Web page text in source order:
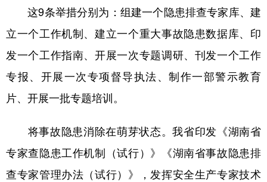
这9条举措分别为：组建一个隐患排查专家库、建
立一个工作机制、建立一个重大事故隐患数据库、印
发一个工作指南、开展一次专题调研、刊发一个工作
专报、开展一次专项督导执法、制作一部警示教育
片、开展一批专题培训。
将事故隐患消除在萌芽状态。我省印发《湖南省
专家查隐患工作机制（试行）》《湖南省事故隐患排
查专家管理办法（试行）》，发挥安全生产专家技术